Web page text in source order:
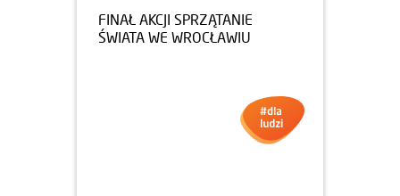
FINAŁ AKCJI SPRZĄTANIE
ŚWIATA WE WROCŁAWIU